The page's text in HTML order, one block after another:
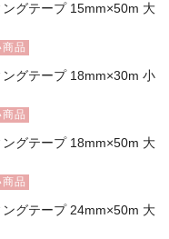
グテープ 15mm×50m 大
品
グテープ 18mm×30m 小
品
グテープ 18mm×50m 大
品
グテープ 24mm×50m 大